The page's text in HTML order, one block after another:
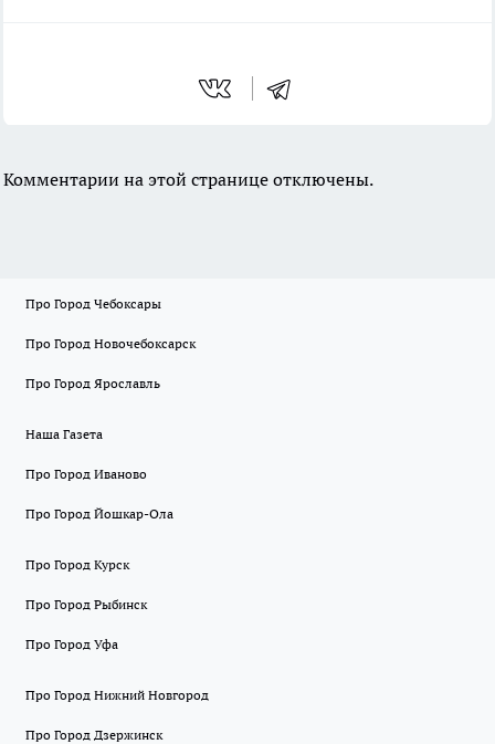
Комментарии на этой странице отключены.
Про Город Чебоксары
Про Город Новочебоксарск
Про Город Ярославль
Наша Газета
Про Город Иваново
Про Город Йошкар-Ола
Про Город Курск
Про Город Рыбинск
Про Город Уфа
Про Город Нижний Новгород
Про Город Дзержинск